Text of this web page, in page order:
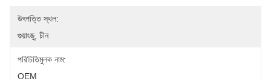
উৎপত্তি স্থল:
গুয়াংজু, চীন
পরিচিতিমুলক নাম:
OEM